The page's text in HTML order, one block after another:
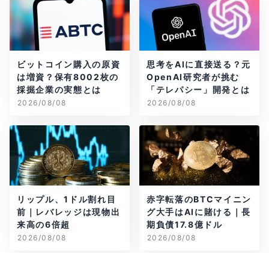
ビットコイン購入の原資
は増資？保有8002枚の
採掘企業の実態とは
2026/08/08
思考をAIに直接送る？元
OpenAI研究者が挑む
「テレパシー」開発とは
2026/08/08
リップル、1ドル割れ目
前｜レバレッジは現物出
来高の6倍超
2026/08/08
赤字転落のBTCマイニン
グ大手はAIに賭ける｜長
期負債17.8億ドル
2026/08/08